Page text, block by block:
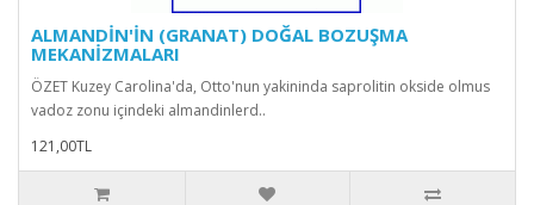
ALMANDİN'İN (GRANAT) DOĞAL BOZUŞMA
MEKANİZMALARI
ÖZET Kuzey Carolina'da, Otto'nun yakininda saprolitin okside olmus
vadoz zonu içindeki almandinlerd..
121,00TL